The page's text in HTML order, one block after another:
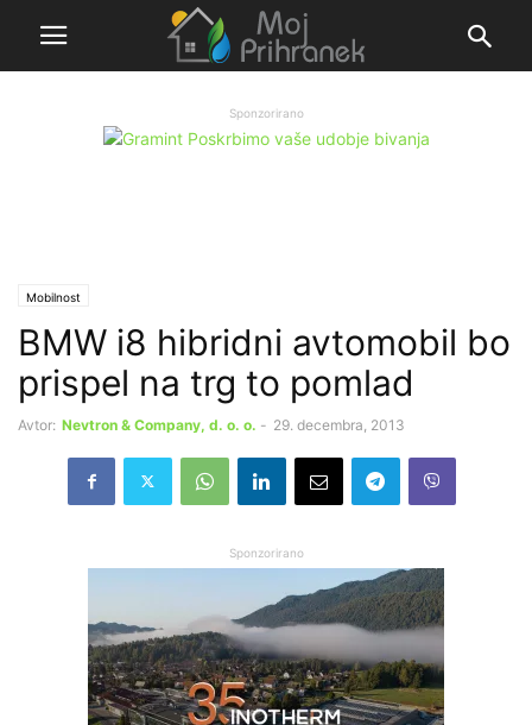
Sponzorirano
Mobilnost
BMW i8 hibridni avtomobil bo
prispel na trg to pomlad
Avtor: Nevtron & Company, d. o. o. - 29. decembra, 2013
Sponzorirano